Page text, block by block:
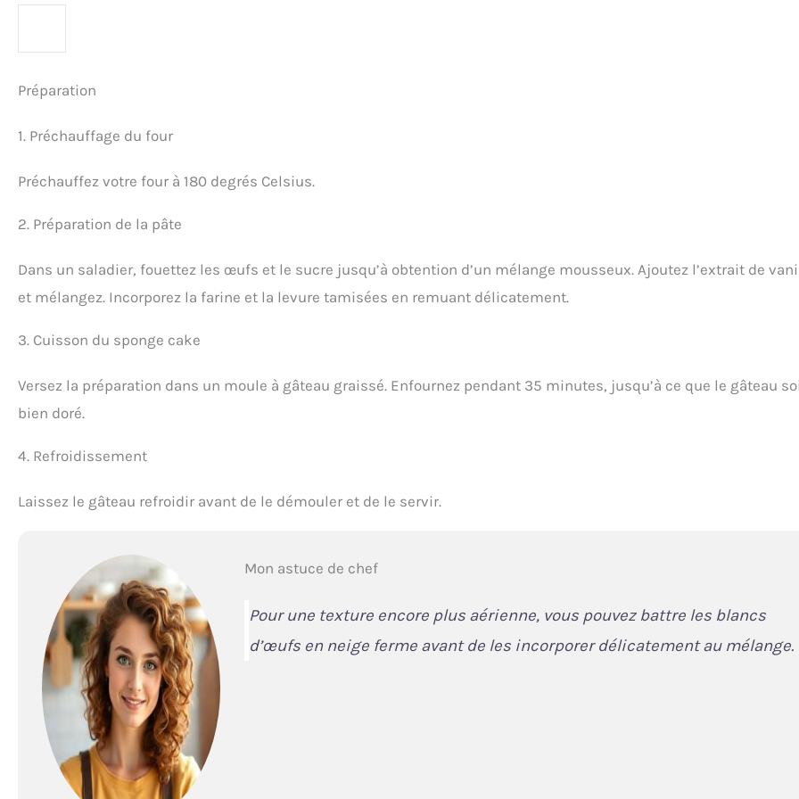
Préparation
1. Préchauffage du four
Préchauffez votre four à 180 degrés Celsius.
2. Préparation de la pâte
Dans un saladier, fouettez les œufs et le sucre jusqu’à obtention d’un mélange mousseux. Ajoutez l’extrait de
et mélangez. Incorporez la farine et la levure tamisées en remuant délicatement.
3. Cuisson du sponge cake
Versez la préparation dans un moule à gâteau graissé. Enfournez pendant 35 minutes, jusqu’à ce que le gâteau
bien doré.
4. Refroidissement
Laissez le gâteau refroidir avant de le démouler et de le servir.
Mon astuce de chef
Pour une texture encore plus aérienne, vous pouvez battre les blancs
d’œufs en neige ferme avant de les incorporer délicatement au mélange.